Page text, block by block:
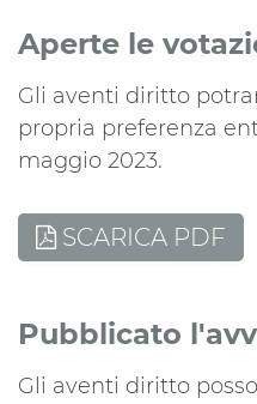
Aperte le
Gli aventi diritto
propria preferenza
maggio 2023.
SCARICA PDF
Pubblicato
Gli aventi diritto